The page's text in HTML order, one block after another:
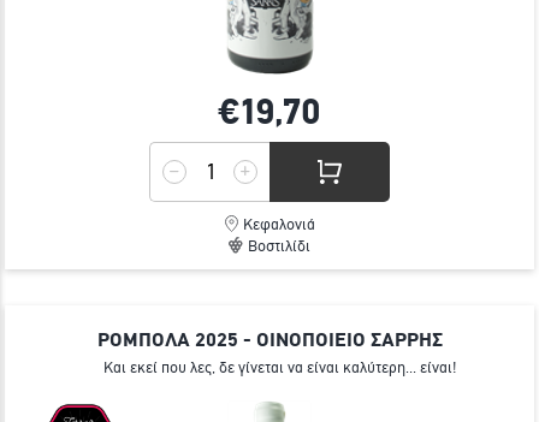
€19,70
Κεφαλονιά
Βοστιλίδι
ΡΟΜΠΟΛΑ 2025 - ΟΙΝΟΠΟΙΕΙΟ ΣΑΡΡΗΣ
Και εκεί που λες, δε γίνεται να είναι καλύτερη... είναι!